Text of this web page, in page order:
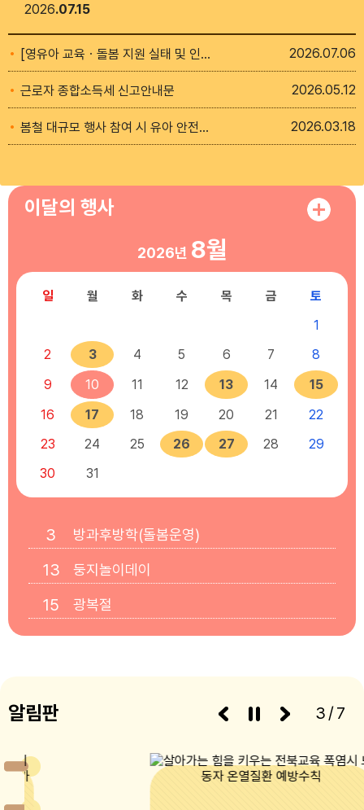
2026 07.15
[영유아 교육ㆍ돌봄 지원 실태 및 인식 조사] 온라인 설문조사 안내 2026 07.06
근로자 종합소득세 신고안내문 2026 05.12
봄철 대규모 행사 참여 시 유아 안전사고 예방 안내 2026 03.18
이달의 행사
2026년 8월
일 월 화 수 목 금
토
1
2
3 4 5 6 7
8
9
10 11 12 13 14
15
16
17 18 19 20 21
22
23
24 25 26 27 28
29
30
31
3 방과후방학(돌봄운영)
13 둥지놀이데이
15 광복절
17 대체공휴일
27
알림판 3/7